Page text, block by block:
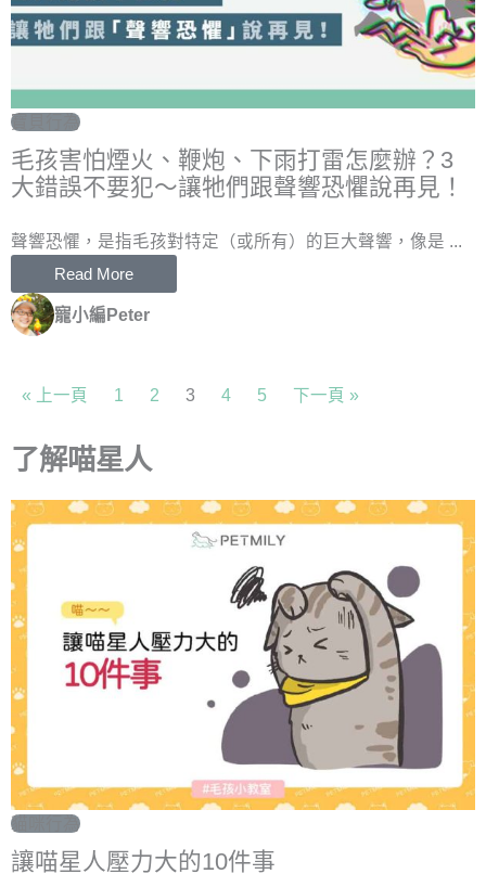
寶貝行為
毛孩害怕煙火、鞭炮、下雨打雷怎麼辦？3
大錯誤不要犯～讓牠們跟聲響恐懼說再見！
聲響恐懼，是指毛孩對特定（或所有）的巨大聲響，像是 ...
Read More
寵小編Peter
« 上一頁 1 2 3 4 5 下一頁 »
了解喵星人
貓咪行為
讓喵星人壓力大的10件事